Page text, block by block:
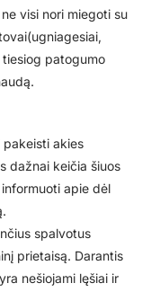
visi nori miegoti su
patogumo
pakeisti akies
dažnai keičia šiuos
apie dėl
spalvotus
prietaisą. Darantis
nešiojami lęšiai ir